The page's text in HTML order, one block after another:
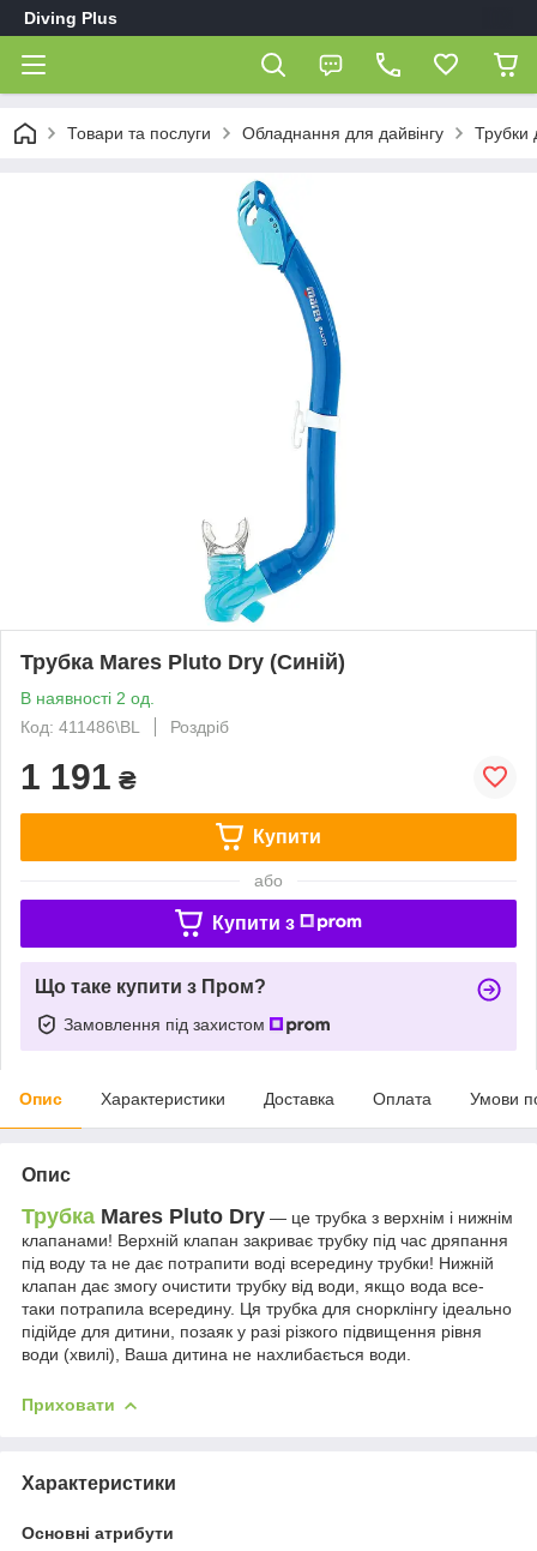
Diving Plus
Товари та послуги Обладнання для дайвінгу Трубки
Трубка Mares Pluto Dry (Синій)
В наявності 2 од.
Код: 411486\BL
Роздріб
1 191 ₴
Купити
або
Купити з
Що таке купити з Пром?
Замовлення під захистом
Опис Характеристики Доставка Оплата Умови
Опис
Трубка Mares Pluto Dry — це трубка з верхнім і нижнім
клапанами! Верхній клапан закриває трубку під час дряпання
під воду та не дає потрапити воді всередину трубки! Нижній
клапан дає змогу очистити трубку від води, якщо вода все-
таки потрапила всередину. Ця трубка для снорклінгу ідеально
підійде для дитини, позаяк у разі різкого підвищення рівня
води (хвилі), Ваша дитина не нахлибається води.
Приховати
Характеристики
Основні атрибути